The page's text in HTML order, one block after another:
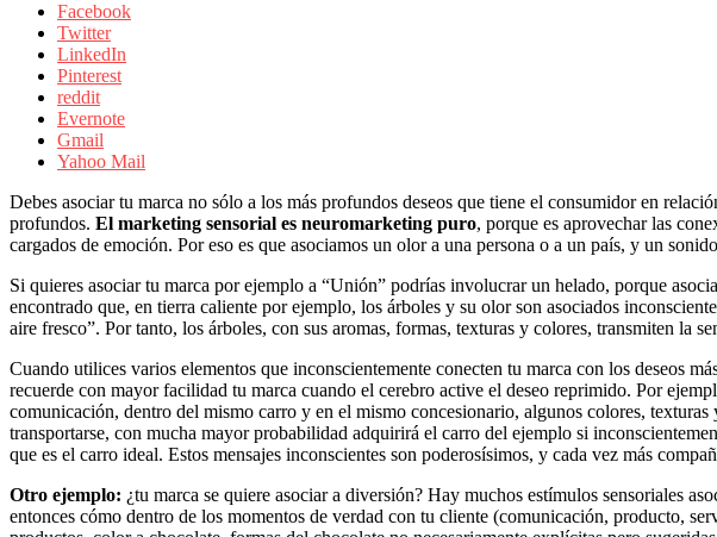
Agencia
Blue
Design
Colombia
en
América
Latina
Una
mirada
estratégica
y
versátil
del
Marketing
en
LATAM
|
Bitácora
social
Facebook
Twitter
LinkedIn
Pinterest
reddit
Evernote
Gmail
Yahoo Mail
Debes asociar tu marca no sólo a los más profundos deseos que tiene el consumidor en
profundos. El marketing sensorial es neuromarketing puro, porque es aprovechar las
cargados de emoción. Por eso es que asociamos un olor a una persona o a un país, y un
Si quieres asociar tu marca por ejemplo a “Unión” podrías involucrar un helado, porque
encontrado que, en tierra caliente por ejemplo, los árboles y su olor son asociados
aire fresco”. Por tanto, los árboles, con sus aromas, formas, texturas y colores, transmiten la
Cuando utilices varios elementos que inconscientemente conecten tu marca con los deseos
recuerde con mayor facilidad tu marca cuando el cerebro active el deseo reprimido. Por
comunicación, dentro del mismo carro y en el mismo concesionario, algunos colores,
transportarse, con mucha mayor probabilidad adquirirá el carro del ejemplo si
que es el carro ideal. Estos mensajes inconscientes son poderosísimos, y cada vez más
Otro ejemplo: ¿tu marca se quiere asociar a diversión? Hay muchos estímulos sensoriales
entonces cómo dentro de los momentos de verdad con tu cliente (comunicación, producto,